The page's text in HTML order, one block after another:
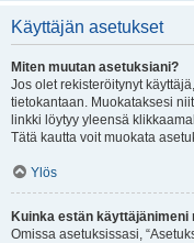
Käyttäjän asetukset
Miten muutan asetuksiani?
Jos olet rekisteröitynyt
tietokantaan. Muokataksesi
linkki löytyy yleensä
Tätä kautta voit muokata
Ylös
Kuinka estän
Omissa asetuksissasi,